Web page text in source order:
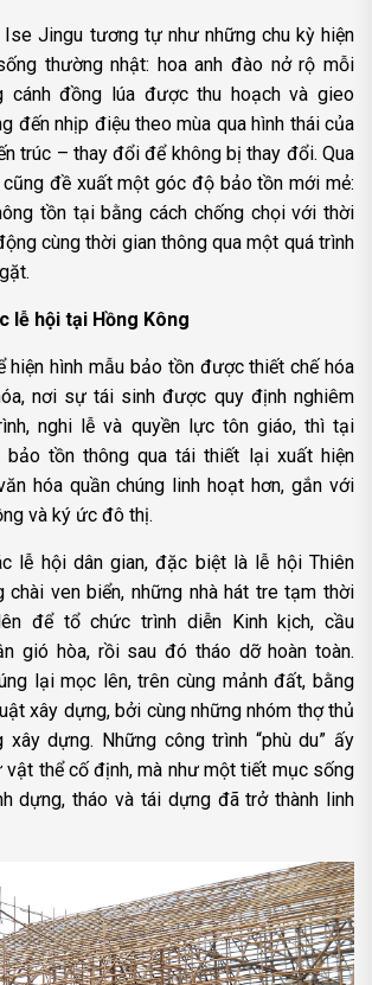
Jingu tương tự như những chu kỳ hiện
thường nhật: hoa anh đào nở rộ mỗi
cánh đồng lúa được thu hoạch và gieo
đến nhịp điệu theo mùa qua hình thái của
trúc – thay đổi để không bị thay đổi. Qua
đề xuất một góc độ bảo tồn mới mẻ:
tồn tại bằng cách chống chọi với thời
cùng thời gian thông qua một quá trình
lễ hội tại Hồng Kông
hiện hình mẫu bảo tồn được thiết chế hóa
nơi sự tái sinh được quy định nghiêm
nghi lễ và quyền lực tôn giáo, thì tại
bảo tồn thông qua tái thiết lại xuất hiện
hóa quần chúng linh hoạt hơn, gắn với
và ký ức đô thị.
lễ hội dân gian, đặc biệt là lễ hội Thiên
chài ven biển, những nhà hát tre tạm thời
để tổ chức trình diễn Kinh kịch, cầu
gió hòa, rồi sau đó tháo dỡ hoàn toàn.
lại mọc lên, trên cùng mảnh đất, bằng
xây dựng, bởi cùng những nhóm thợ thủ
dựng. Những công trình “phù du” ấy
vật thể cố định, mà như một tiết mục sống
dựng, tháo và tái dựng đã trở thành linh